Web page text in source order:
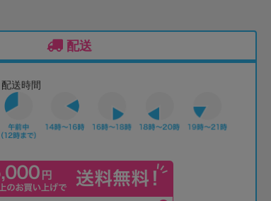
配送
配送時間